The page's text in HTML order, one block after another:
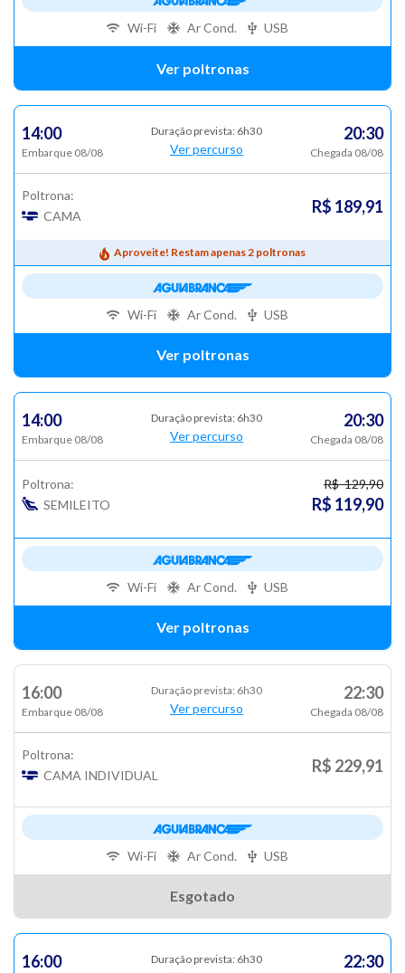
Ver poltronas
Wi-Fi Ar Cond. USB
14:00
Embarque 08/08
Duração prevista: 6h30
Ver percurso
20:30
Chegada 08/08
Poltrona:
CAMA
R$ 189,91
Aproveite! Restam apenas 2 poltronas
Ver poltronas
Wi-Fi Ar Cond. USB
14:00
Embarque 08/08
Duração prevista: 6h30
Ver percurso
20:30
Chegada 08/08
Poltrona:
SEMILEITO
R$ 129,90
R$ 119,90
Ver poltronas
Wi-Fi Ar Cond. USB
16:00
Embarque 08/08
Duração prevista: 6h30
Ver percurso
22:30
Chegada 08/08
Poltrona:
CAMA INDIVIDUAL
R$ 229,91
Esgotado
Wi-Fi Ar Cond. USB
16:00 Duração prevista: 6h30 22:30